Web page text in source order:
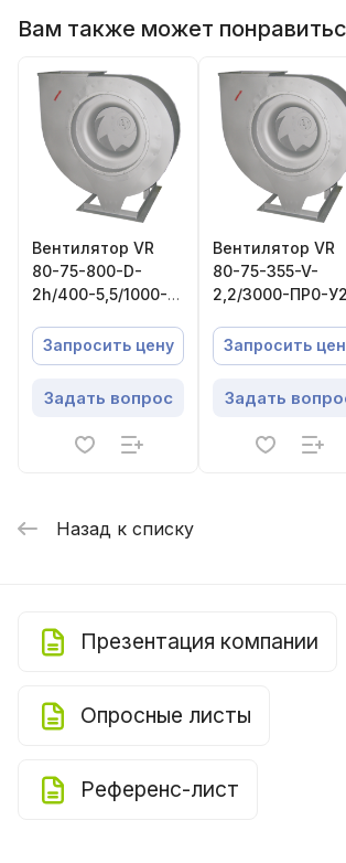
Вам также может
Вентилятор VR
80-75-800-D-
2h/400-5,5/1000-
Запросить цену
Задать вопрос
Вентилятор VR
80-75-355-V-
2,2/3000-ПР0-У2
Запросить
Задать
Назад к списку
Презентация компании
Опросные листы
Референс-лист